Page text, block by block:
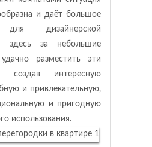
и даёт большое
для дизайнерской
здесь за небольшие
разместить эти
создав интересную
и привлекательную,
и пригодную
использования.